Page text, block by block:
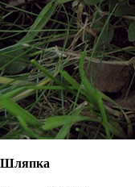
Шляпка